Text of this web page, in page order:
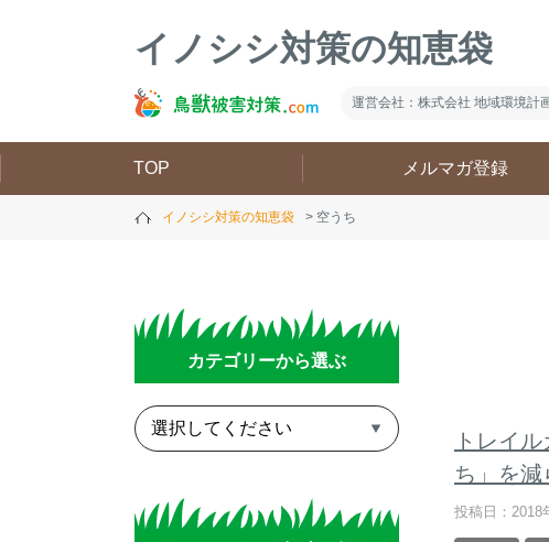
イノシシ対策の知恵袋
運営会社：株式会社 地域環境計
TOP メルマガ登録
イノシシ対策の知恵袋 空うち
カテゴリーから選ぶ
トレイ
ち」を
投稿日：2018